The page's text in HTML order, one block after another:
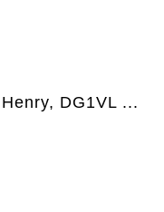
DG1VL ...